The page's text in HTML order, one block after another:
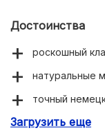
Достоинства
роскошный
натуральные
точный
красивая
Загрузить еще